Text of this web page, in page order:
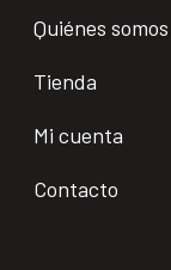
Quiénes somos
Tienda
Mi cuenta
Contacto